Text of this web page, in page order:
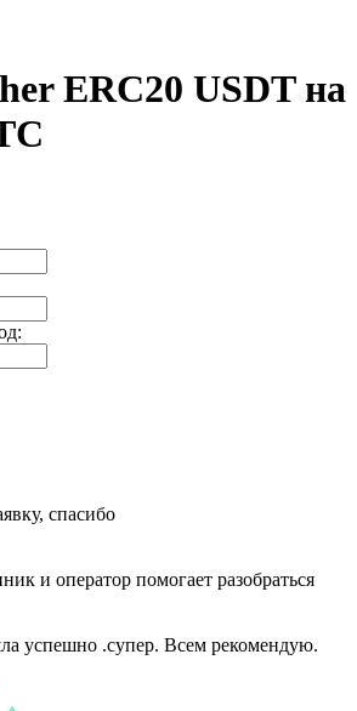
ERC20 USDT на
спасибо
и оператор помогает разобраться
успешно .супер. Всем рекомендую.